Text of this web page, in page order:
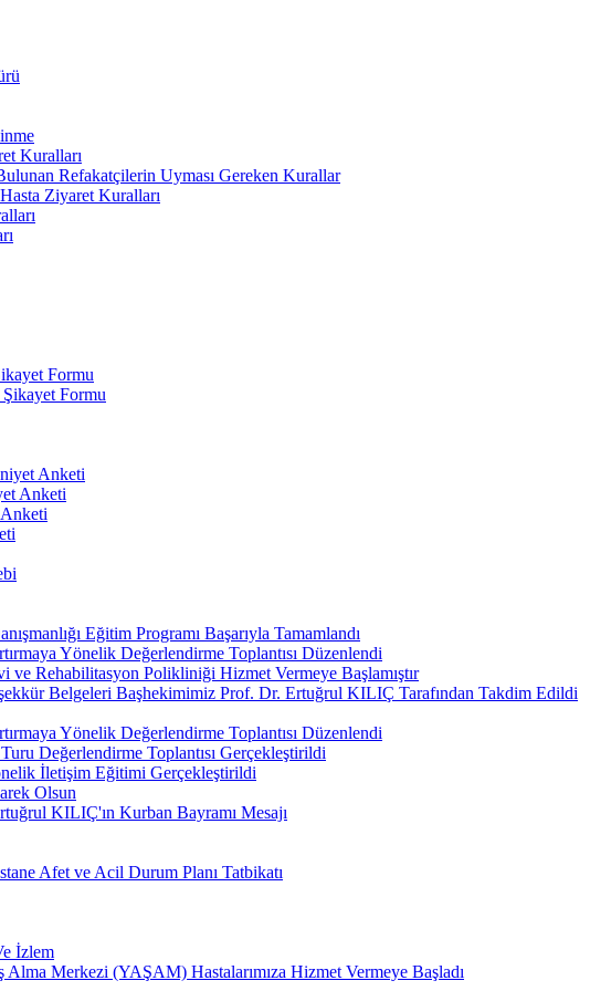
Kuralları
Refakatçilerin Uyması Gereken Kurallar
Ziyaret Kuralları
Formu
Formu
Anketi
Anketi
Eğitim Programı Başarıyla Tamamlandı
Yönelik Değerlendirme Toplantısı Düzenlendi
ve Rehabilitasyon Polikliniği Hizmet Vermeye Başlamıştır
Belgeleri Başhekimimiz Prof. Dr. Ertuğrul KILIÇ Tarafından Takdim Edildi
Yönelik Değerlendirme Toplantısı Düzenlendi
Değerlendirme Toplantısı Gerçekleştirildi
İletişim Eğitimi Gerçekleştirildi
Olsun
KILIÇ'ın Kurban Bayramı Mesajı
Afet ve Acil Durum Planı Tatbikatı
İzlem
Alma Merkezi (YAŞAM) Hastalarımıza Hizmet Vermeye Başladı